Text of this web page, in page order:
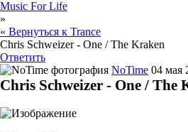
Music For Life
»
« Вернуться к Trance
Chris Schweizer - One / The Kraken
Ответить
NoTime 04 мая
Chris Schweizer - One / The